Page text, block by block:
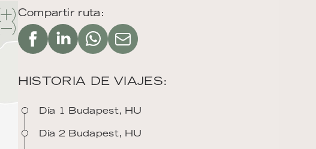
Compartir ruta:
HISTORIA DE VIAJES:
Día 1 Budapest, HU
Día 2 Budapest, HU